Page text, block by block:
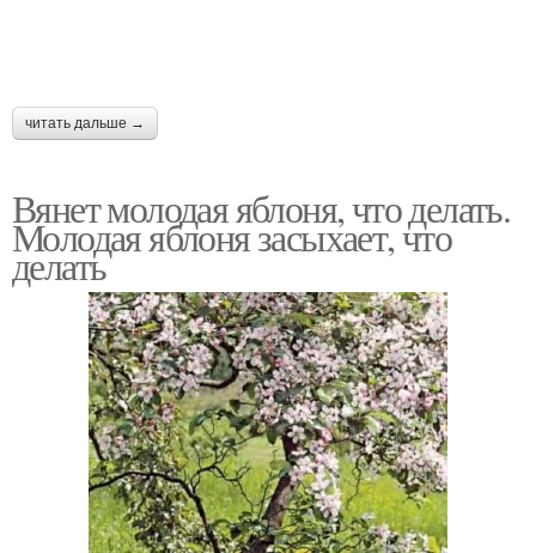
читать дальше →
Вянет молодая яблоня, что делать.
Молодая яблоня засыхает, что
делать